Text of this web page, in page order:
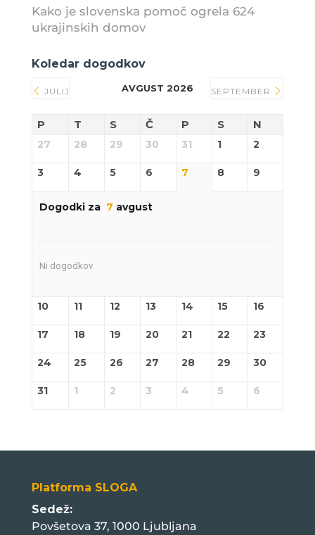
Kako je slovenska pomoč ogrela 624
ukrajinskih domov
Koledar dogodkov
JULIJ AVGUST 2026 SEPTEMBER
P T S Č P S N
27 28 29 30 31 1 2
3 4 5 6 7 8 9
Dogodki za 7 avgust
Ni dogodkov
10 11 12 13 14 15 16
17 18 19 20 21 22 23
24 25 26 27 28 29 30
31 1 2 3 4 5 6
Platforma SLOGA
Sedež:
Povšetova 37, 1000 Ljubljana